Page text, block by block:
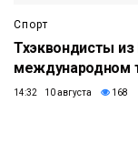
Спорт
Тхэквондисты из
международном
14:32 10 августа 168